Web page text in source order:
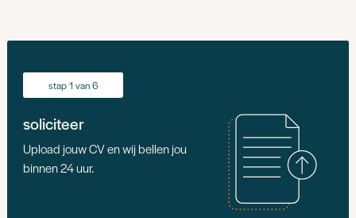
stap 1 van 6
soliciteer
Upload jouw CV en wij bellen jou
binnen 24 uur.